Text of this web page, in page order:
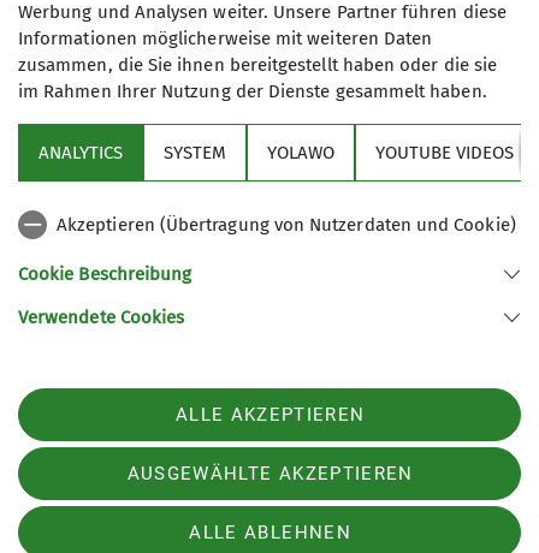
Aktuelles
Sektion Allgäu-Immenstadt des Deutschen Alpenvereins e.V.
Telefon +49832126776
Datenschutz-Einstellungen
Datenschutz
Impressum
Werbung und Analysen weiter. Unsere Partner führen diese
Informationen möglicherweise mit weiteren Daten
zusammen, die Sie ihnen bereitgestellt haben oder die sie
im Rahmen Ihrer Nutzung der Dienste gesammelt haben.
ANALYTICS SYSTEM YOLAWO YOUTUBE VIDEOS
Akzeptieren (Übertragung von Nutzerdaten und Cookie)
Cookie Beschreibung
Verwendete Cookies
ALLE AKZEPTIEREN
AUSGEWÄHLTE AKZEPTIEREN
ALLE ABLEHNEN